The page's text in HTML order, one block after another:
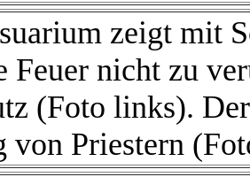
zeigt mit
Feuer nicht zu
(Foto links).
Priestern